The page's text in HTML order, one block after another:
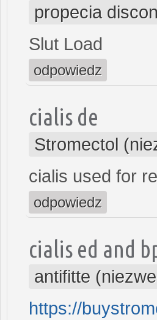
propecia
Slut Load
odpowiedz
cialis de
Stromectol
cialis used for
odpowiedz
cialis ed and
antifitte
https://